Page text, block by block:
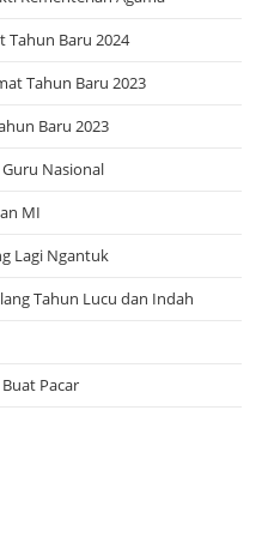
Tahun Baru 2024
Tahun Baru 2023
Baru 2023
Nasional
MI
Lagi Ngantuk
Tahun Lucu dan Indah
Pacar